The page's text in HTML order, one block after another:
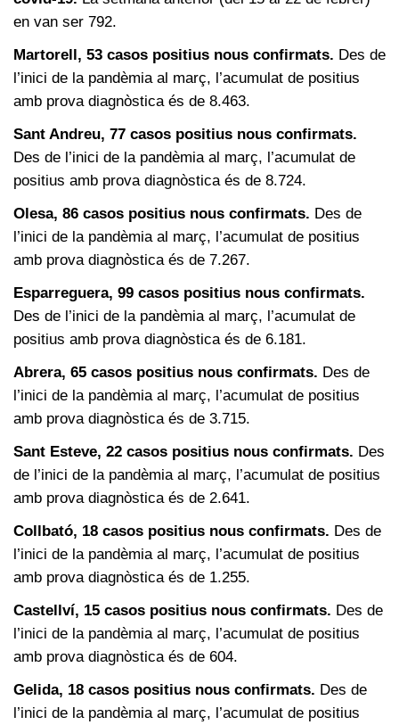
en van ser 792.
Martorell, 53 casos positius nous confirmats. Des de
l’inici de la pandèmia al març, l’acumulat de positius
amb prova diagnòstica és de 8.463.
Sant Andreu, 77 casos positius nous confirmats.
Des de l’inici de la pandèmia al març, l’acumulat de
positius amb prova diagnòstica és de 8.724.
Olesa, 86 casos positius nous confirmats. Des de
l’inici de la pandèmia al març, l’acumulat de positius
amb prova diagnòstica és de 7.267.
Esparreguera, 99 casos positius nous confirmats.
Des de l’inici de la pandèmia al març, l’acumulat de
positius amb prova diagnòstica és de 6.181.
Abrera, 65 casos positius nous confirmats. Des de
l’inici de la pandèmia al març, l’acumulat de positius
amb prova diagnòstica és de 3.715.
Sant Esteve, 22 casos positius nous confirmats. Des
de l’inici de la pandèmia al març, l’acumulat de positius
amb prova diagnòstica és de 2.641.
Collbató, 18 casos positius nous confirmats. Des de
l’inici de la pandèmia al març, l’acumulat de positius
amb prova diagnòstica és de 1.255.
Castellví, 15 casos positius nous confirmats. Des de
l’inici de la pandèmia al març, l’acumulat de positius
amb prova diagnòstica és de 604.
Gelida, 18 casos positius nous confirmats. Des de
l’inici de la pandèmia al març, l’acumulat de positius